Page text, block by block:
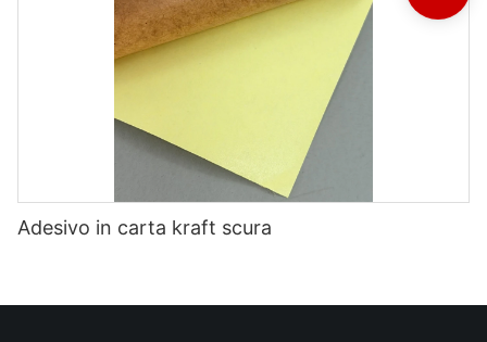
Adesivo in carta kraft scura